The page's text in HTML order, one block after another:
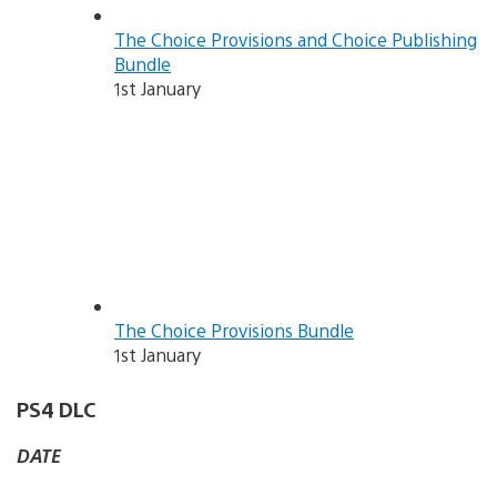
The Choice Provisions and Choice Publishing
Bundle
1st January
The Choice Provisions Bundle
1st January
PS4 DLC
DATE